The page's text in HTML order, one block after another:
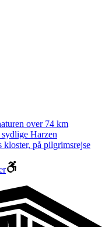
over 74 km
Harzen
kloster, på pilgrimsrejse